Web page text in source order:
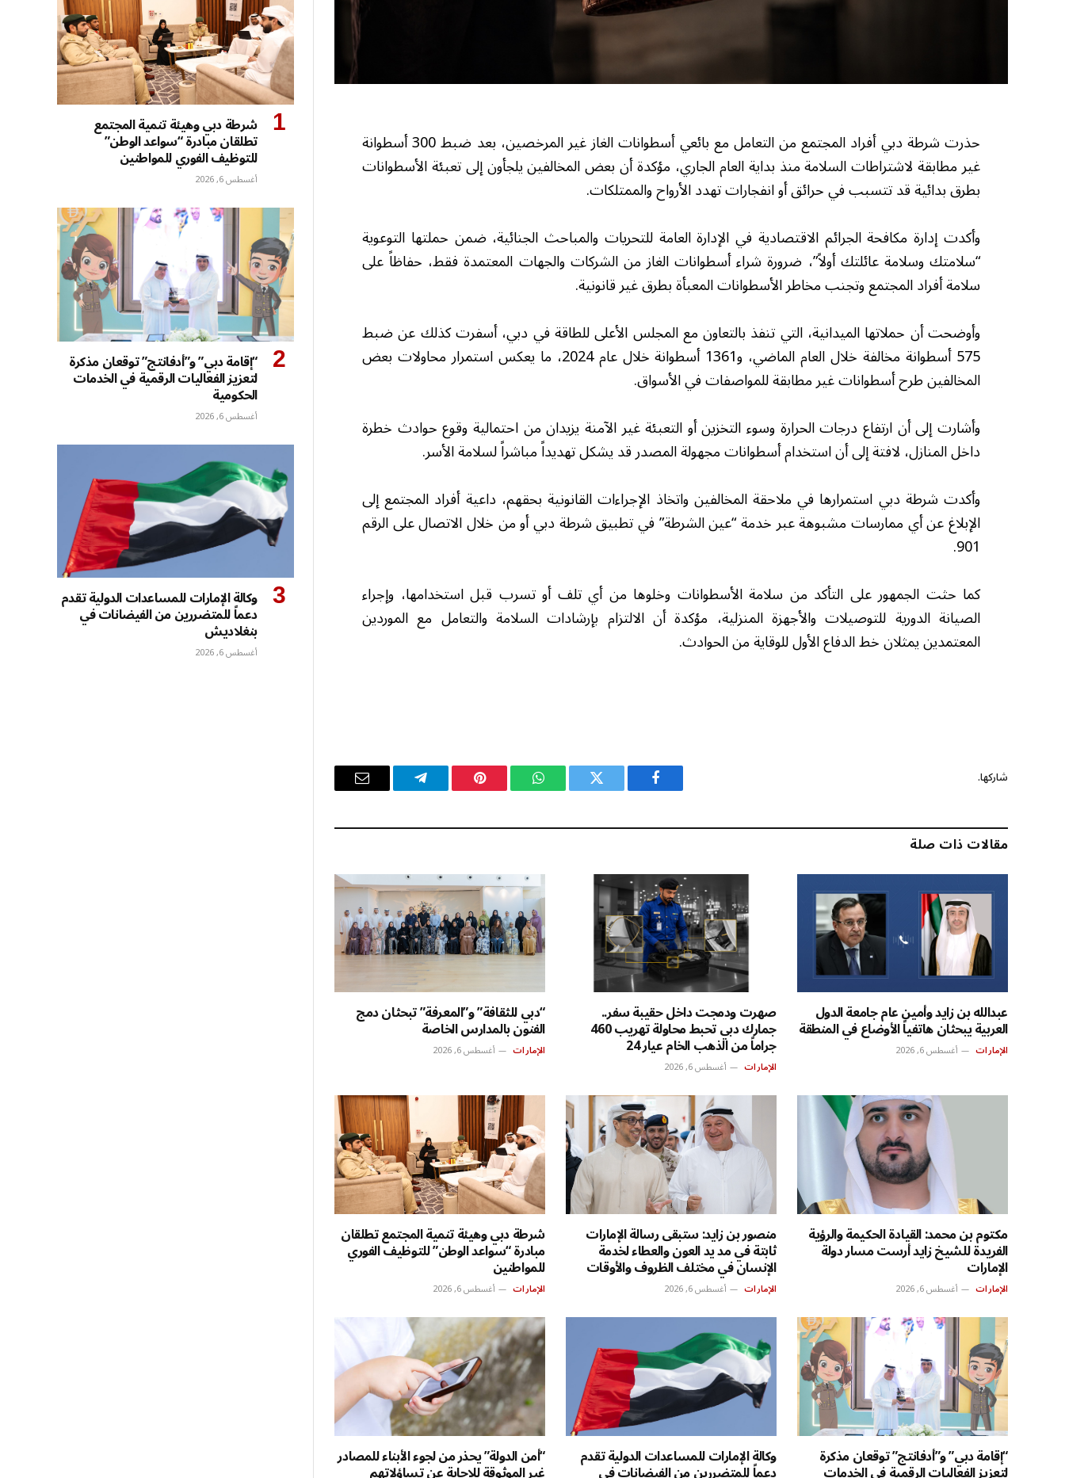
حذرت شرطة دبي أفراد المجتمع من التعامل مع بائعي أسطوانات الغاز غير المرخصين، بعد ضبط 300 أسطوانة
غير مطابقة لاشتراطات السلامة منذ بداية العام الجاري، مؤكدة أن بعض المخالفين يلجأون إلى تعبئة الأسطوانات
بطرق بدائية قد تتسبب في حرائق أو انفجارات تهدد الأرواح والممتلكات.
وأكدت إدارة مكافحة الجرائم الاقتصادية في الإدارة العامة للتحريات والمباحث الجنائية، ضمن حملتها التوعوية
“سلامتك وسلامة عائلتك أولاً”، ضرورة شراء أسطوانات الغاز من الشركات والجهات المعتمدة فقط، حفاظاً على
سلامة أفراد المجتمع وتجنب مخاطر الأسطوانات المعبأة بطرق غير قانونية.
وأوضحت أن حملاتها الميدانية، التي تنفذ بالتعاون مع المجلس الأعلى للطاقة في دبي، أسفرت كذلك عن ضبط
575 أسطوانة مخالفة خلال العام الماضي، و1361 أسطوانة خلال عام 2024، ما يعكس استمرار محاولات بعض
المخالفين طرح أسطوانات غير مطابقة للمواصفات في الأسواق.
وأشارت إلى أن ارتفاع درجات الحرارة وسوء التخزين أو التعبئة غير الآمنة يزيدان من احتمالية وقوع حوادث خطرة
داخل المنازل، لافتة إلى أن استخدام أسطوانات مجهولة المصدر قد يشكل تهديداً مباشراً لسلامة الأسر.
وأكدت شرطة دبي استمرارها في ملاحقة المخالفين واتخاذ الإجراءات القانونية بحقهم، داعية أفراد المجتمع إلى
الإبلاغ عن أي ممارسات مشبوهة عبر خدمة “عين الشرطة” في تطبيق شرطة دبي أو من خلال الاتصال على الرقم
901.
كما حثت الجمهور على التأكد من سلامة الأسطوانات وخلوها من أي تلف أو تسرب قبل استخدامها، وإجراء
الصيانة الدورية للتوصيلات والأجهزة المنزلية، مؤكدة أن الالتزام بإرشادات السلامة والتعامل مع الموردين
المعتمدين يمثلان خط الدفاع الأول للوقاية من الحوادث.
شاركها.
فيسبوك تويتر واتساب بينتيريستتيلقرام
البريد
مقالات ذات صلة
عبدالله بن زايد وأمين عام جامعة الدول
العربية يبحثان هاتفياً الأوضاع في المنطقة
الإمارات أغسطس 6, 2026
صهرت ودمجت داخل حقيبة سفر..
جمارك دبي تحبط محاولة تهريب 460
جراماً من الذهب الخام عيار 24
الإمارات أغسطس 6, 2026
“دبي للثقافة” و”المعرفة” تبحثان دمج
الفنون بالمدارس الخاصة
الإمارات أغسطس 6, 2026
مكتوم بن محمد: القيادة الحكيمة والرؤية
الفريدة للشيخ زايد أرست مسار دولة
الإمارات
الإمارات أغسطس 6, 2026
منصور بن زايد: ستبقى رسالة الإمارات
ثابتة في مد يد العون والعطاء لخدمة
الإنسان في مختلف الظروف والأوقات
الإمارات أغسطس 6, 2026
شرطة دبي وهيئة تنمية المجتمع تطلقان
مبادرة “سواعد الوطن” للتوظيف الفوري
للمواطنين
الإمارات أغسطس 6, 2026
“إقامة دبي” و”أدفانتج” توقعان مذكرة وكالة الإمارات للمساعدات الدولية تقدم “أمن الدولة” يحذر من لجوء الأبناء للمصادر
شرطة دبي وهيئة تنمية المجتمع
تطلقان مبادرة “سواعد الوطن”
للتوظيف الفوري للمواطنين
أغسطس 6, 2026
“إقامة دبي” و”أدفانتج” توقعان مذكرة
لتعزيز الفعاليات الرقمية في الخدمات
الحكومية
أغسطس 6, 2026
وكالة الإمارات للمساعدات الدولية تقدم
دعماً للمتضررين من الفيضانات في
بنغلاديش
أغسطس 6, 2026